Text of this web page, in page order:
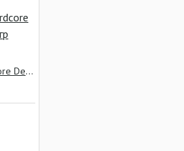
Воблер DUEL Hardcore Deep Crank 60F 11 гр #HAT